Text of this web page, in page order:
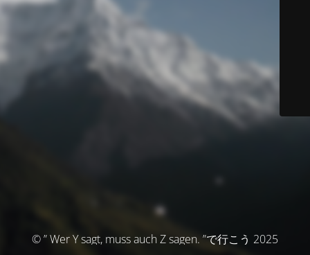
© ” Wer Y sagt, muss auch Z sagen. ”で行こう 2025